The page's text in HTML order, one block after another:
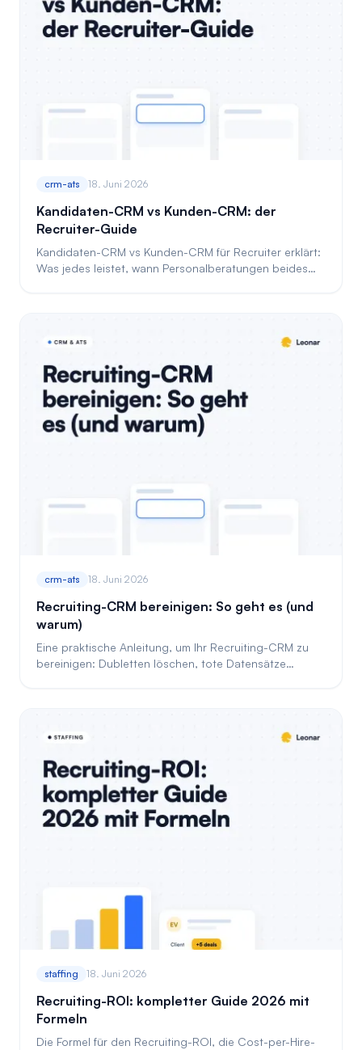
crm-ats 18. Juni 2026
Kandidaten-CRM vs Kunden-CRM: der
Recruiter-Guide
Kandidaten-CRM vs Kunden-CRM für Recruiter erklärt:
Was jedes leistet, wann Personalberatungen beides
crm-ats 18. Juni 2026
Recruiting-CRM bereinigen: So geht es (und
warum)
Eine praktische Anleitung, um Ihr Recruiting-CRM zu
bereinigen: Dubletten löschen, tote Datensätze
staffing 18. Juni 2026
Recruiting-ROI: kompletter Guide 2026 mit
Formeln
Die Formel für den Recruiting-ROI, die Cost-per-Hire-